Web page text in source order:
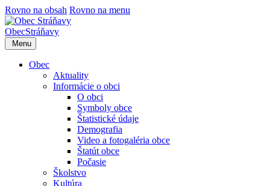
Rovno na obsah Rovno na menu
ObecStráňavy
Menu
Obec
Aktuality
Informácie o obci
O obci
Symboly obce
Štatistické údaje
Demografia
Video a fotogaléria obce
Štatút obce
Počasie
Školstvo
Kultúra